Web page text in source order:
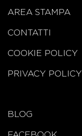
AREA STAMPA
CONTATTI
COOKIE POLICY
PRIVACY POLICY
BLOG